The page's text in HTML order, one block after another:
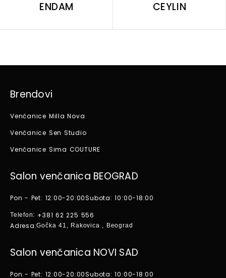
ENDAM CEYLIN
Brendovi
Venčanice Milla Nova
Venčanice Sen Studio
Venčanice Sima COUTURE
Salon venčanica BEOGRAD
Pon - Pet: 12:00-20:00Subota: 10:00-18:00
Telefon: +381 62 225 556
Adresa:Gočka 41, Rakovica , Beograd
Salon venčanica NOVI SAD
Pon - Pet: 12:00-20:00Subota: 10:00-18:00